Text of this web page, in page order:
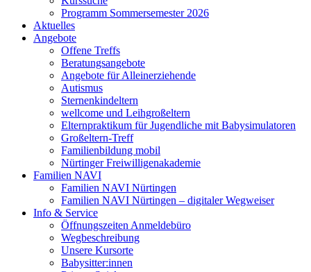
Programm Sommersemester 2026
Aktuelles
Angebote
Offene Treffs
Beratungsangebote
Angebote für Alleinerziehende
Autismus
Sternenkindeltern
wellcome und Leihgroßeltern
Elternpraktikum für Jugendliche mit Babysimulatoren
Großeltern-Treff
Familienbildung mobil
Nürtinger Freiwilligenakademie
Familien NAVI
Familien NAVI Nürtingen
Familien NAVI Nürtingen – digitaler Wegweiser
Info & Service
Öffnungszeiten Anmeldebüro
Wegbeschreibung
Unsere Kursorte
Babysitter:innen